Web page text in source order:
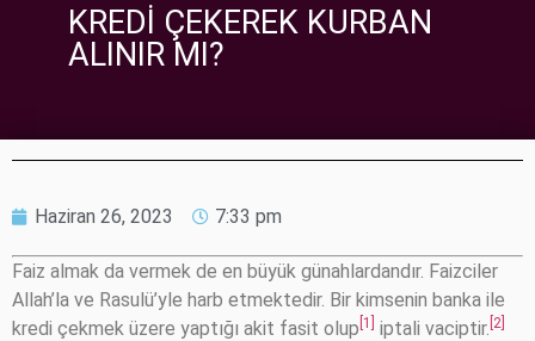
KREDI ÇEKEREK KURBAN
ALINIR MI?
Haziran 26, 2023 7:33 pm
Faiz almak da vermek de en büyük günahlardandır. Faizciler
Allah’la ve Rasulü’yle harb etmektedir. Bir kimsenin banka ile
kredi çekmek üzere yaptığı akit fasit olup [1] iptali vaciptir. [2]